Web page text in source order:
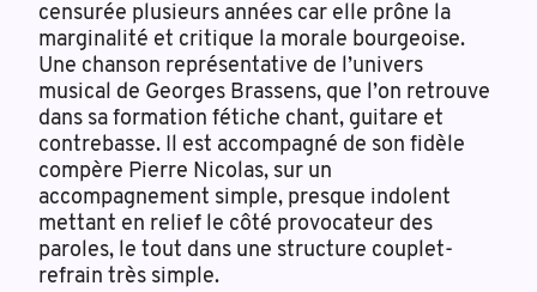
censurée plusieurs années car elle prône la
marginalité et critique la morale bourgeoise.
Une chanson représentative de l’univers
musical de Georges Brassens, que l’on retrouve
dans sa formation fétiche chant, guitare et
contrebasse. Il est accompagné de son fidèle
compère Pierre Nicolas, sur un
accompagnement simple, presque indolent
mettant en relief le côté provocateur des
paroles, le tout dans une structure couplet-
refrain très simple.